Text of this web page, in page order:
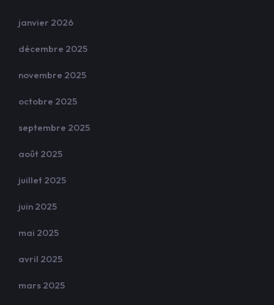
janvier 2026
décembre 2025
novembre 2025
octobre 2025
septembre 2025
août 2025
juillet 2025
juin 2025
mai 2025
avril 2025
mars 2025